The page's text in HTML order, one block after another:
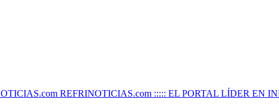
REFRINOTICIAS.com ::::: EL PORTAL LÍDER EN